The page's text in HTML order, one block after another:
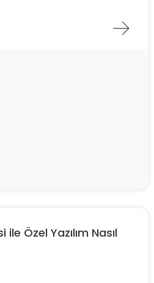
Özel Yazılım Nasıl